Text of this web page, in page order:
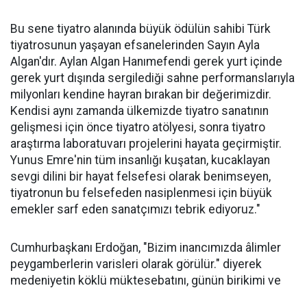
Bu sene tiyatro alanında büyük ödülün sahibi Türk
tiyatrosunun yaşayan efsanelerinden Sayın Ayla
Algan'dır. Aylan Algan Hanımefendi gerek yurt içinde
gerek yurt dışında sergilediği sahne performanslarıyla
milyonları kendine hayran bırakan bir değerimizdir.
Kendisi aynı zamanda ülkemizde tiyatro sanatının
gelişmesi için önce tiyatro atölyesi, sonra tiyatro
araştırma laboratuvarı projelerini hayata geçirmiştir.
Yunus Emre'nin tüm insanlığı kuşatan, kucaklayan
sevgi dilini bir hayat felsefesi olarak benimseyen,
tiyatronun bu felsefeden nasiplenmesi için büyük
emekler sarf eden sanatçımızı tebrik ediyoruz."
Cumhurbaşkanı Erdoğan, "Bizim inancımızda âlimler
peygamberlerin varisleri olarak görülür." diyerek
medeniyetin köklü müktesebatını, günün birikimi ve